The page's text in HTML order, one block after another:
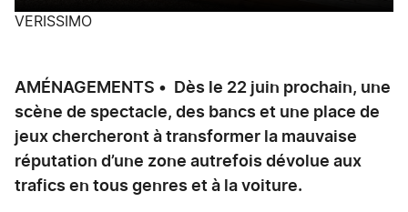
VERISSIMO
AMÉNAGEMENTS • Dès le 22 juin prochain, une
scène de spectacle, des bancs et une place de
jeux chercheront à transformer la mauvaise
réputation d’une zone autrefois dévolue aux
trafics en tous genres et à la voiture.